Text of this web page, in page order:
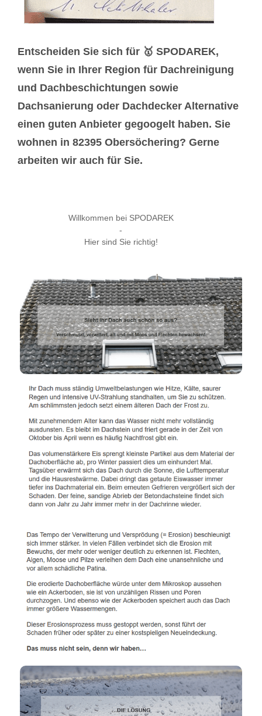
Entscheiden Sie sich für 🥇 SPODAREK,
wenn Sie in Ihrer Region für Dachreinigung
und Dachbeschichtungen sowie
Dachsanierung oder Dachdecker Alternative
einen guten Anbieter gegoogelt haben. Sie
wohnen in 82395 Obersöchering? Gerne
arbeiten wir auch für Sie.
Willkommen bei SPODAREK
-
Hier sind Sie richtig!